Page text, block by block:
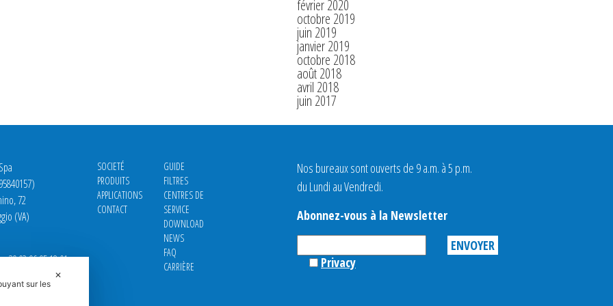
février 2020
octobre 2019
juin 2019
janvier 2019
octobre 2018
août 2018
avril 2018
juin 2017
72
(VA)
02 96 95 18.01
02 96 73 0843
SOCIETÉ
PRODUITS
APPLICATIONS
CONTACT
GUIDE
FILTRES
CENTRES DE
SERVICE
DOWNLOAD
NEWS
FAQ
CARRIÈRE
Nos bureaux sont ouverts de 9 a.m. à 5 p.m.
du Lundi au Vendredi.
Abonnez-vous à la Newsletter
Privacy
✕
sur les